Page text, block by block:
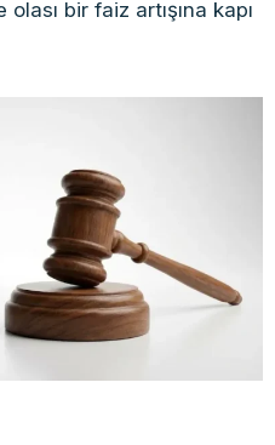
bir faiz artışına kapı